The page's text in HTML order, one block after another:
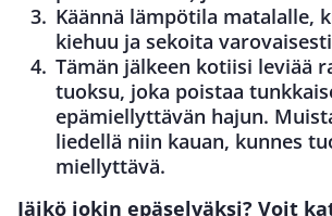
Käännä lämpötila matalalle,
kiehuu ja sekoita
Tämän jälkeen kotiisi leviää
tuoksu, joka poistaa
epämiellyttävän hajun.
liedellä niin kauan, kunnes
miellyttävä.
Jäikö jokin epäselväksi? Voit